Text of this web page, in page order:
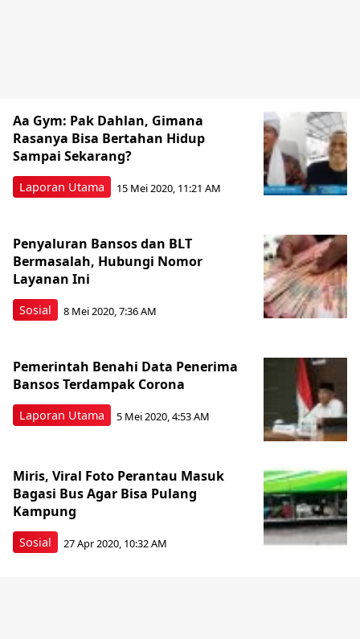
Laporan Utama
Aa Gym: Pak Dahlan, Gimana
Rasanya Bisa Bertahan Hidup
Sampai Sekarang?
15 Mei 2020, 11:21 AM
Sosial
Penyaluran Bansos dan BLT
Bermasalah, Hubungi Nomor
Layanan Ini
8 Mei 2020, 7:36 AM
Laporan Utama
Pemerintah Benahi Data Penerima
Bansos Terdampak Corona
5 Mei 2020, 4:53 AM
Sosial
Miris, Viral Foto Perantau Masuk
Bagasi Bus Agar Bisa Pulang
Kampung
27 Apr 2020, 10:32 AM